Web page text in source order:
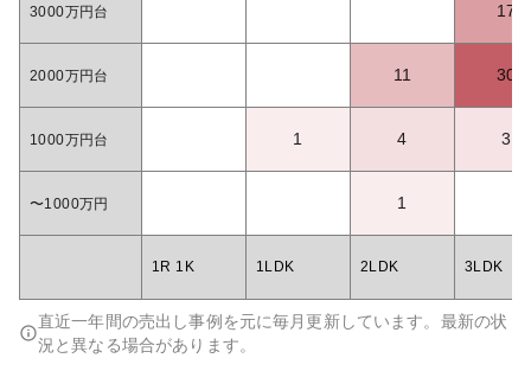
3000万円台 17
2000万円台 11 30
1000万円台 1 4 3
〜1000万円 1
1R 1K 1LDK 2LDK 3LDK
直近一年間の売出し事例を元に毎月更新しています。最新の状
況と異なる場合があります。